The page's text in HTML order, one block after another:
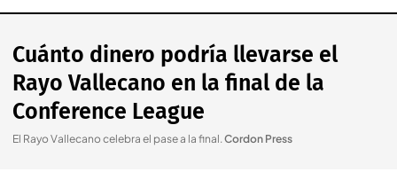
Cuánto dinero podría llevarse el
Rayo Vallecano en la final de la
Conference League
El Rayo Vallecano celebra el pase a la final.Cordon Press